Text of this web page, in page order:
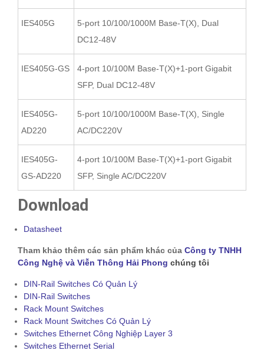
IES405G
5-port 10/100/1000M Base-T(X), Dual
DC12-48V
IES405G-GS
4-port 10/100M Base-T(X)+1-port Gigabit
SFP, Dual DC12-48V
IES405G-
AD220
5-port 10/100/1000M Base-T(X), Single
AC/DC220V
IES405G-
GS-AD220
4-port 10/100M Base-T(X)+1-port Gigabit
SFP, Single AC/DC220V
Download
Datasheet
Tham khảo thêm các sản phẩm khác của Công ty TNHH
Công Nghệ và Viễn Thông Hải Phong chúng tôi
DIN-Rail Switches Có Quản Lý
DIN-Rail Switches
Rack Mount Switches
Rack Mount Switches Có Quản Lý
Switches Ethernet Công Nghiệp Layer 3
Switches Ethernet Serial